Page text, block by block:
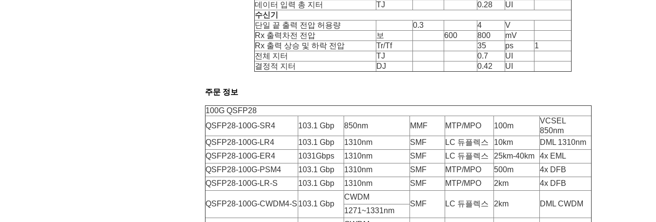
데이터 입력 총 지터
TJ 0.28
UI
수신기
단일 끝 출력 전압 허용량
0.3 4
V
Rx 출력차전 전압
보 600 800
mV
Rx 출력 상승 및 하락 전압
Tr/Tf 35 ps
1
전체 지터
TJ 0.7
UI
결정적 지터
DJ 0.42 UI
주문 정보
100G QSFP28
QSFP28-100G-SR4
103.1 Gbp 850nm MMF MTP/MPO 100m
VCSEL
850nm
QSFP28-100G-LR4
103.1 Gbp 1310nm SMF LC 듀플렉스 10km
DML 1310nm
QSFP28-100G-ER4
1031Gbps 1310nm SMF LC 듀플렉스 25km-40km
4x EML
QSFP28-100G-PSM4
103.1 Gbp 1310nm SMF MTP/MPO 500m
4x DFB
QSFP28-100G-LR-S
103.1 Gbp 1310nm SMF MTP/MPO 2km 4x DFB
QSFP28-100G-CWDM4-S 103.1 Gbp
CWDM
SMF
LC 듀플렉스 2km
DML CWDM
1271~1331nm